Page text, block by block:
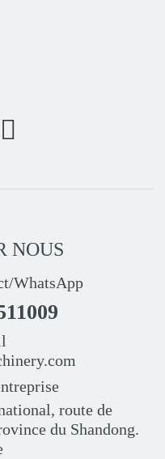
NOUS
WhatsApp
route de
du Shandong.